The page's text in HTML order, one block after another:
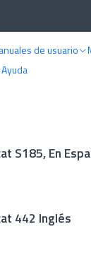
de usuario
S185, En
442 Inglés